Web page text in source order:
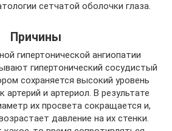
сетчатой оболочки глаза.
Причины
гипертонической ангиопатии
гипертонический сосудистый
сохраняется высокий уровень
артерий и артериол. В результате
их просвета сокращается и,
давление на их стенки.